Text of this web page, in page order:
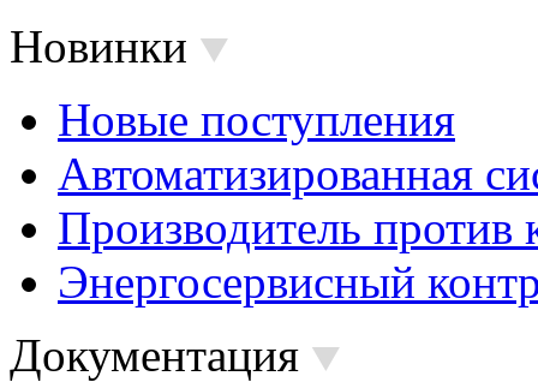
Новинки
Новые поступления
Автоматизированная
Производитель против
Энергосервисный
Документация